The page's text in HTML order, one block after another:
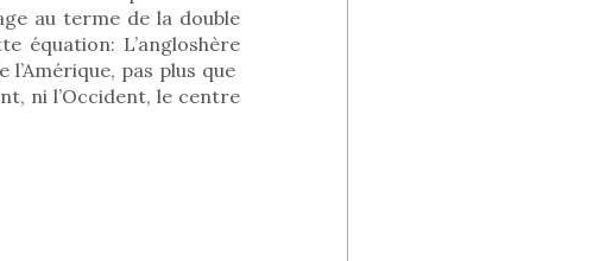
au terme de la double
équation: L’angloshère
pas plus que
ni l’Occident, le centre